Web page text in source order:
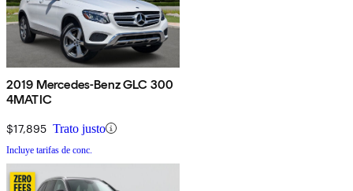
2019 Mercedes-Benz GLC 300
4MATIC
$17,895 Trato justo
Incluye tarifas de conc.